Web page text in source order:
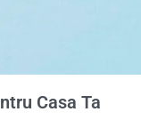
Casa Ta